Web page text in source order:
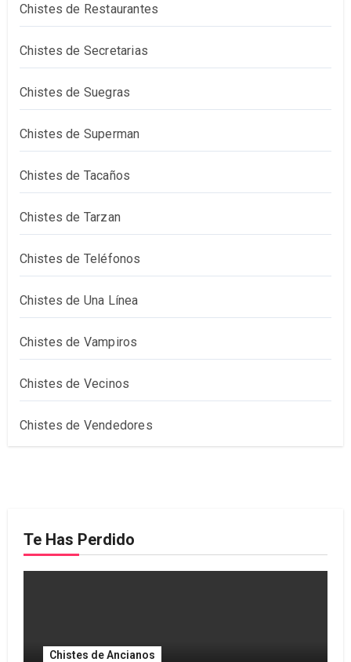
Chistes de Restaurantes
Chistes de Secretarias
Chistes de Suegras
Chistes de Superman
Chistes de Tacaños
Chistes de Tarzan
Chistes de Teléfonos
Chistes de Una Línea
Chistes de Vampiros
Chistes de Vecinos
Chistes de Vendedores
Te Has Perdido
Chistes de Ancianos